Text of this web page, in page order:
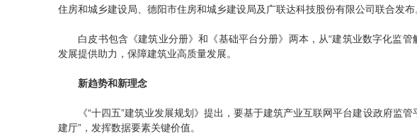
住房和城乡建设局、德阳市住房和城乡建设局及广联达科技股份有限公司联合发布
白皮书包含《建筑业分册》和《基础平台分册》两本，从“建筑业数字化监管
发展提供助力，保障建筑业高质量发展。
新趋势和新理念
《“十四五”建筑业发展规划》提出，要基于建筑产业互联网平台建设政府监管
建厅”，发挥数据要素关键价值。